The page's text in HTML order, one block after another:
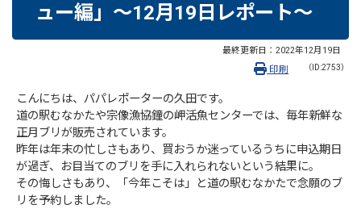
ュー編」～12月19日レポート～
最終更新日： 2022年12月19日
（ID:2753）
印刷
こんにちは、パパレポーターの久田です。
道の駅むなかたや宗像漁協鐘の岬活魚センターでは、毎年新鮮な
正月ブリが販売されています。
昨年は年末の忙しさもあり、買おうか迷っているうちに申込期日
が過ぎ、お目当てのブリを手に入れられないという結果に。
その悔しさもあり、「今年こそは」と道の駅むなかたで念願のブ
リを予約しました。